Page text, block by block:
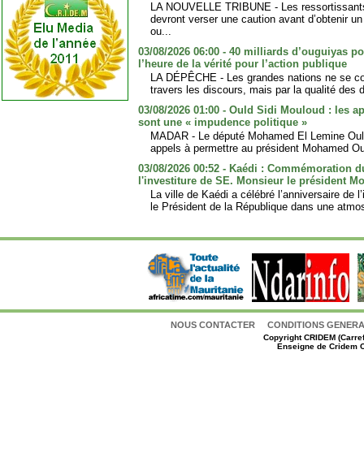
LA NOUVELLE TRIBUNE - Les
devront verser une caution avant d’obtenir
ou...
03/08/2026 06:00 - 40 milliards d’ouguiyas
l’heure de la vérité pour l’action publique
LA DÉPÊCHE - Les grandes nations ne se
travers les discours, mais par la qualité des
03/08/2026 01:00 - Ould Sidi Mouloud : les
sont une « impudence politique »
MADAR - Le député Mohamed El Lemine
appels à permettre au président Mohamed
03/08/2026 00:52 - Kaédi : Commémoration
l'investiture de SE. Monsieur le président
La ville de Kaédi a célébré l’anniversaire de
le Président de la République dans une
NOUS CONTACTER CONDITIONS
CopyrightCRIDEM
Enseigne de Cridem